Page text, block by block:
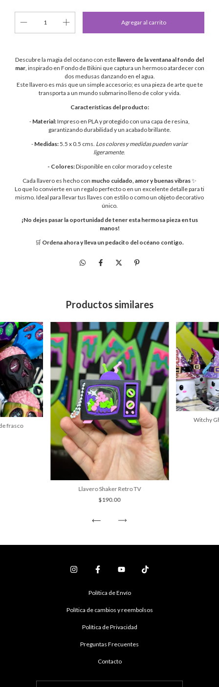
Descubre la magia del océano con este llavero de laventana al fondo del
mar, inspirado en Fondo de Bikini que captura un hermoso atardecer con
dos medusas danzando en el agua.
Este llavero es más que un simple accesorio; es una pieza de arte que te
transporta a un mundo submarino lleno de color y vida.
Características del producto:
- Material:Impreso en PLA y protegido con una capa de resina,
garantizando durabilidad y un acabado brillante.
- Medidas:5.5 x 0.5 cms. Los colores y medidas pueden variar
ligeramente.
- Colores:Disponible en color morado y celeste
Cada llavero es hecho con mucho cuidado, amor y buenas vibras✨
Lo que lo convierte en un regalo perfecto o en un excelente detalle para ti
mismo. Ideal para llevar tus llaves con estilo o como un objeto decorativo
único.
¡No dejes pasar la oportunidad de tener esta hermosa pieza en tus
manos!
🛒 Ordena ahora y lleva un pedacito del océano contigo.
Productos similares
frasco
Llavero Shaker Retro TV
$190.00
Witchy
Política de Envío
Política de cambios y reembolsos
Política de Privacidad
Preguntas Frecuentes
Contacto